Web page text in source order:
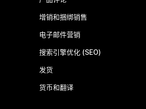
增销和捆绑销售
电子邮件营销
搜索引擎优化 (SEO)
发货
货币和翻译